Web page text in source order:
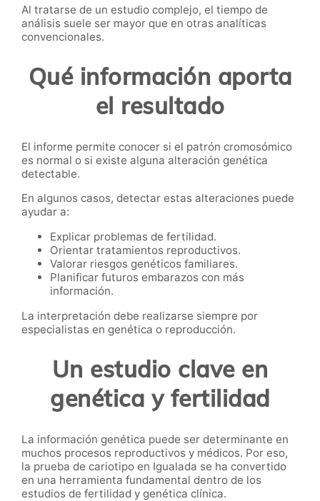
Al tratarse de un estudio complejo, el tiempo de
análisis suele ser mayor que en otras analíticas
convencionales.
Qué información aporta
el resultado
El informe permite conocer si el patrón cromosómico
es normal o si existe alguna alteración genética
detectable.
En algunos casos, detectar estas alteraciones puede
ayudar a:
Explicar problemas de fertilidad.
Orientar tratamientos reproductivos.
Valorar riesgos genéticos familiares.
Planificar futuros embarazos con más
información.
La interpretación debe realizarse siempre por
especialistas en genética o reproducción.
Un estudio clave en
genética y fertilidad
La información genética puede ser determinante en
muchos procesos reproductivos y médicos. Por eso,
la prueba de cariotipo en Igualada se ha convertido
en una herramienta fundamental dentro de los
estudios de fertilidad y genética clínica.